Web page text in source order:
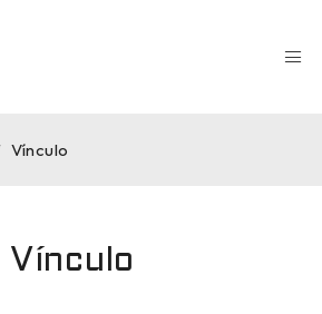
Vínculo
Vínculo